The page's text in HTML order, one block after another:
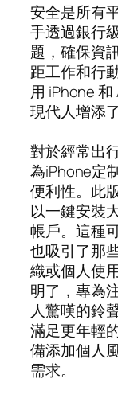
安全是所有
手透過銀行
題，確保資
距工作和行
用 iPhone
現代人增添
對於經常出
為iPhone定
便利性。此
以一鍵安裝
帳戶。這種
也吸引了那
織或個人使
明了，專為
人驚嘆的鈴
滿足更年輕
備添加個人
需求。